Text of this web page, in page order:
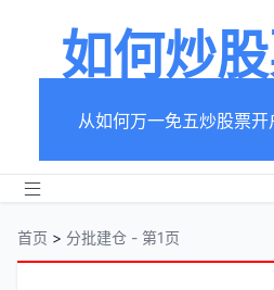
如何炒
从如何万一免五炒股票
首页 > 分批建仓 - 第1页